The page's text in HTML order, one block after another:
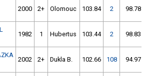
2000 2+ Olomouc 103.84 2 98.78
1982 1 Hubertus 103.44 2 98.83
2002 2+ Dukla B. 102.66 108 94.97